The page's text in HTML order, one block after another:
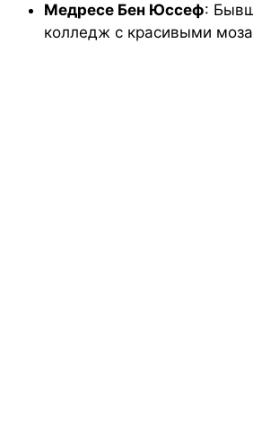
Медресе Бен Юссеф:
колледж с красивыми